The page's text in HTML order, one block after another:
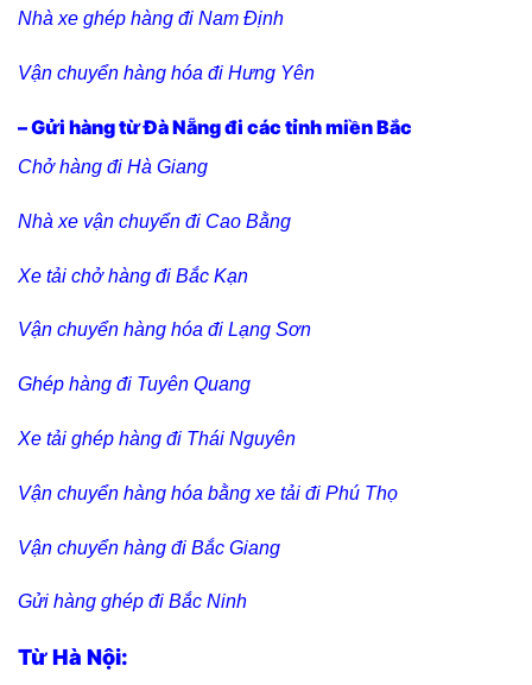
Nhà xe ghép hàng đi Nam Định
Vận chuyển hàng hóa đi Hưng Yên
– Gửi hàng từ Đà Nẵng đi các tỉnh miền Bắc
Chở hàng đi Hà Giang
Nhà xe vận chuyển đi Cao Bằng
Xe tải chở hàng đi Bắc Kạn
Vận chuyển hàng hóa đi Lạng Sơn
Ghép hàng đi Tuyên Quang
Xe tải ghép hàng đi Thái Nguyên
Vận chuyển hàng hóa bằng xe tải đi Phú Thọ
Vận chuyển hàng đi Bắc Giang
Gửi hàng ghép đi Bắc Ninh
Từ Hà Nội: